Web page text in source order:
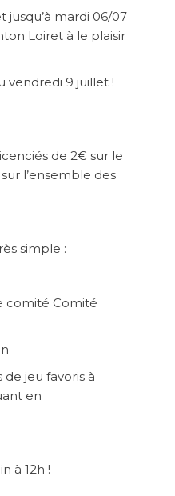
jusqu’à mardi 06/07
Loiret à le plaisir
vendredi 9 juillet !
de 2€ sur le
l’ensemble des
simple :
comité Comité
jeu favoris à
en
à 12h !